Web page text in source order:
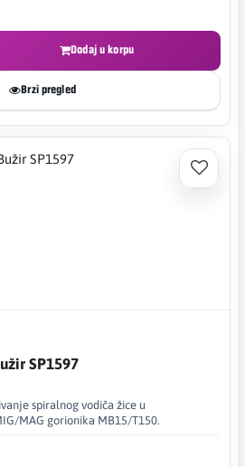
Dodaj u korpu
Brzi pregled
SP1597
spiralnog vodiča žice u
MAG gorionika MB15/T150.